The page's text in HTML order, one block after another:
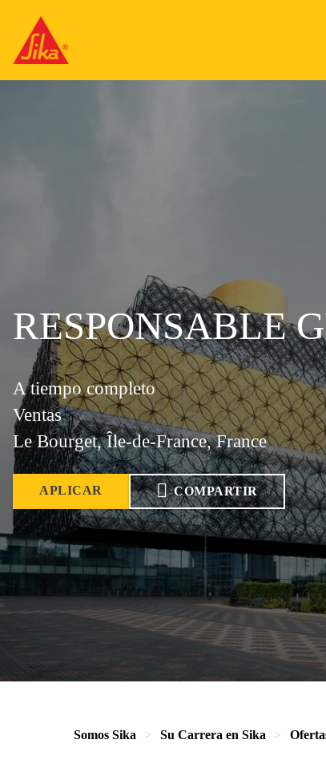
RESPONSABLE
A tiempo completo
Ventas
Le Bourget, Île-de-France, France
APLICAR COMPARTIR
Somos Sika Su Carrera en Sika